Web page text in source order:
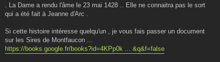
. La Dame a rendu l'âme le 23 mai 1428 .. Elle ne connaitra pas le sort
qui a été fait à Jeanne d'Arc .
Si cette histoire intéresse quelqu'un , je vous fais passer un document
sur les Sires de Montfaucon ...
https://books.google.fr/books?id=4KPp0k ... &q&f=false